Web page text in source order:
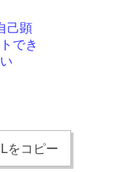
己顕
でき
をコピー